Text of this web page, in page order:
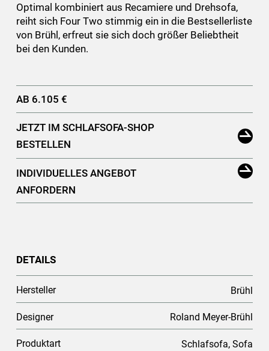
Optimal kombiniert aus Recamiere und Drehsofa,
reiht sich Four Two stimmig ein in die Bestsellerliste
von Brühl, erfreut sie sich doch größer Beliebtheit
bei den Kunden.
AB 6.105 €
JETZT IM SCHLAFSOFA-SHOP
BESTELLEN
INDIVIDUELLES ANGEBOT
ANFORDERN
DETAILS
Hersteller Brühl
Designer Roland Meyer-Brühl
Produktart Schlafsofa, Sofa